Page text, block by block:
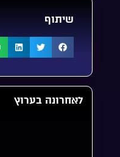
שיתוף
לאחרונה בערוץ